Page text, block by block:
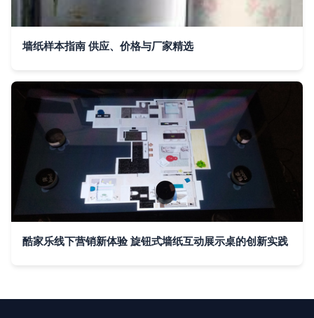
墙纸样本指南 供应、价格与厂家精选
酷家乐线下营销新体验 旋钮式墙纸互动展示桌的创新实践